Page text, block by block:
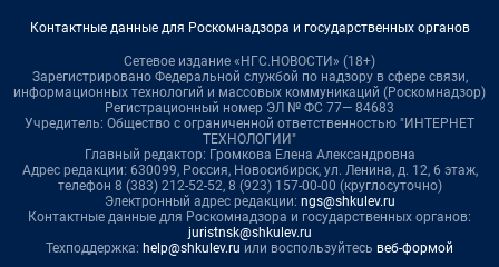
Контактные данные для Роскомнадзора и государственных органов
Сетевое издание «НГС.НОВОСТИ» (18+)
Зарегистрировано Федеральной службой по надзору в сфере связи,
информационных технологий и массовых коммуникаций (Роскомнадзор)
Регистрационный номер ЭЛ № ФС 77— 84683
Учредитель: Общество с ограниченной ответственностью "ИНТЕРНЕТ
ТЕХНОЛОГИИ"
Главный редактор: Громкова Елена Александровна
Адрес редакции: 630099, Россия, Новосибирск, ул. Ленина, д. 12, 6 этаж,
телефон 8 (383) 212-52-52, 8 (923) 157-00-00 (круглосуточно)
Электронный адрес редакции: ngs@shkulev.ru
Контактные данные для Роскомнадзора и государственных органов:
juristnsk@shkulev.ru
Техподдержка: help@shkulev.ru или воспользуйтесь веб-формой